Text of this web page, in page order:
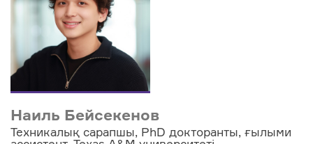
Наиль Бейсекенов
Техникалық сарапшы, PhD докторанты, ғылыми